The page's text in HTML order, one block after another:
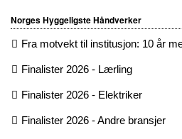
Norges Hyggeligste Håndverker
Fra motvekt til institusjon: 10 år
Finalister 2026 - Lærling
Finalister 2026 - Elektriker
Finalister 2026 - Andre bransjer